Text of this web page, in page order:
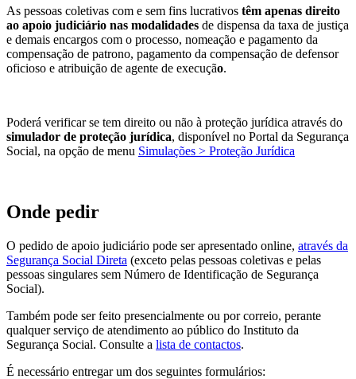
As pessoas coletivas com e sem fins lucrativos têm apenas direito
ao apoio judiciário nas modalidades de dispensa da taxa de justiça
e demais encargos com o processo, nomeação e pagamento da
compensação de patrono, pagamento da compensação de defensor
oficioso e atribuição de agente de execução.
Poderá verificar se tem direito ou não à proteção jurídica através do
simulador de proteção jurídica, disponível no Portal da Segurança
Social, na opção de menu Simulações > Proteção Jurídica
Onde pedir
O pedido de apoio judiciário pode ser apresentado online, através da
Segurança Social Direta (exceto pelas pessoas coletivas e pelas
pessoas singulares sem Número de Identificação de Segurança
Social).
Também pode ser feito presencialmente ou por correio, perante
qualquer serviço de atendimento ao público do Instituto da
Segurança Social. ​Consulte a lista de contactos.
É necessário entregar um dos seguintes formulários: